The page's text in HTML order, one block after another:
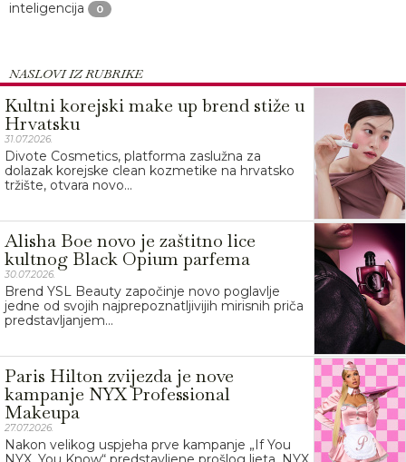
inteligencija
0
NASLOVI IZ RUBRIKE
Kultni korejski make up brend stiže u
Hrvatsku
31.07.2026.
Divote Cosmetics, platforma zaslužna za
dolazak korejske clean kozmetike na hrvatsko
tržište, otvara novo...
Alisha Boe novo je zaštitno lice
kultnog Black Opium parfema
30.07.2026.
Brend YSL Beauty započinje novo poglavlje
jedne od svojih najprepoznatljivijih mirisnih priča
predstavljanjem...
Paris Hilton zvijezda je nove
kampanje NYX Professional
Makeupa
27.07.2026.
Nakon velikog uspjeha prve kampanje „If You